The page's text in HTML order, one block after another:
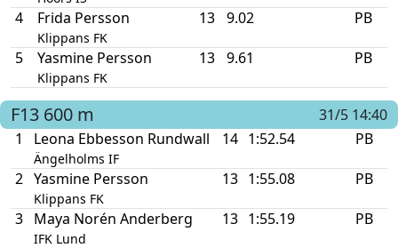
4 Frida Persson
Klippans FK
13 9.02 PB
5 Yasmine Persson
Klippans FK
13 9.61 PB
F13 600 m
31/5 14:40
1
Leona Ebbesson Rundwall
Ängelholms IF
14 1:52.54 PB
2 Yasmine Persson
Klippans FK
13 1:55.08 PB
3 Maya Norén Anderberg
IFK Lund
13 1:55.19 PB